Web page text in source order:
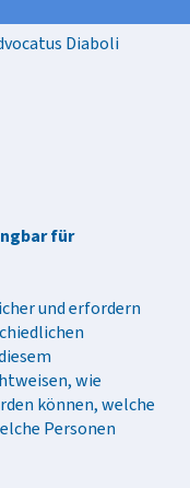
Diaboli
für
und erfordern
wie
können, welche
Personen